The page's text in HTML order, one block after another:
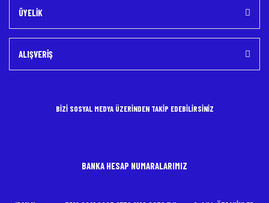
ÜYELİK
ALIŞVERİŞ
BİZİ SOSYAL MEDYA ÜZERİNDEN TAKİP EDEBİLİRSİNİZ
BANKA HESAP NUMARALARIMIZ